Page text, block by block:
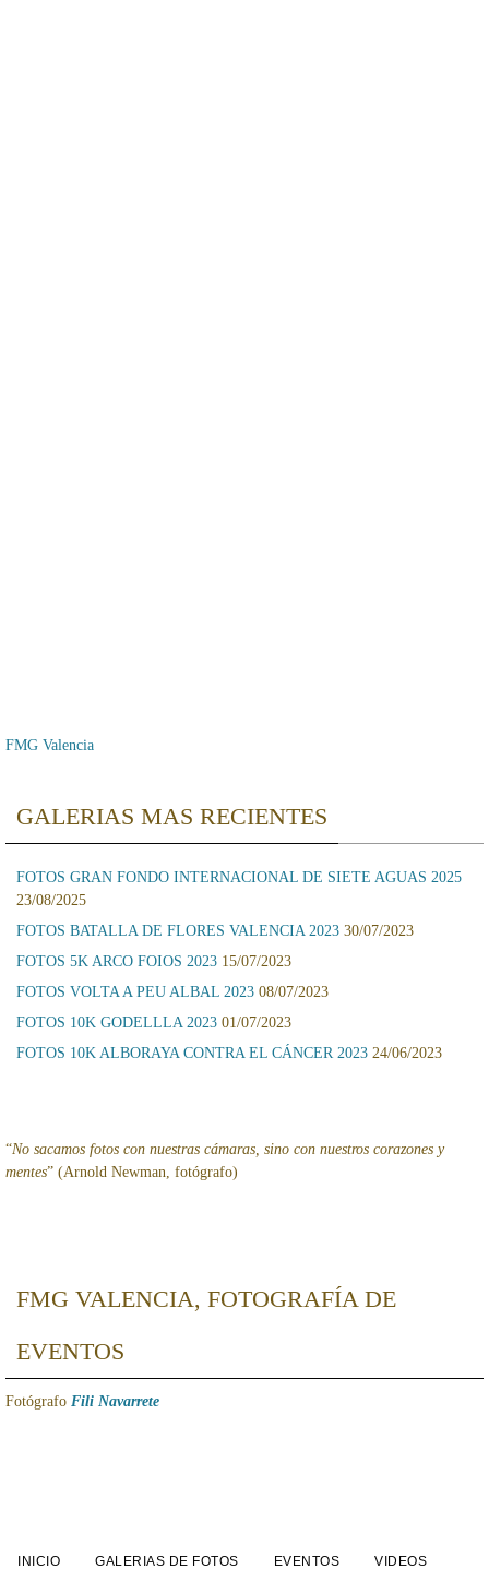
FMG Valencia
GALERIAS MAS RECIENTES
FOTOS GRAN FONDO INTERNACIONAL DE SIETE AGUAS 2025
23/08/2025
FOTOS BATALLA DE FLORES VALENCIA 2023 30/07/2023
FOTOS 5K ARCO FOIOS 2023 15/07/2023
FOTOS VOLTA A PEU ALBAL 2023 08/07/2023
FOTOS 10K GODELLLA 2023 01/07/2023
FOTOS 10K ALBORAYA CONTRA EL CÁNCER 2023 24/06/2023
“No sacamos fotos con nuestras cámaras, sino con nuestros corazones y
mentes” (Arnold Newman, fotógrafo)
FMG VALENCIA, FOTOGRAFÍA DE
EVENTOS
Fotógrafo Fili Navarrete
INICIO GALERIAS DE FOTOS EVENTOS VIDEOS